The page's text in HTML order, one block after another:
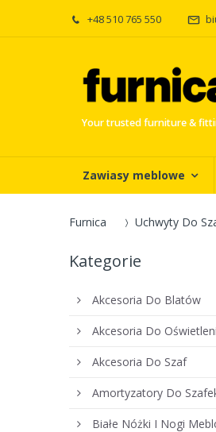
+48 510 765 550
Your trusted furniture &
Zawiasy meblowe
Furnica Uchwyty Do
Kategorie
Akcesoria Do Blatów
Akcesoria Do
Akcesoria Do Szaf
Amortyzatory Do
Białe Nóżki I Nogi